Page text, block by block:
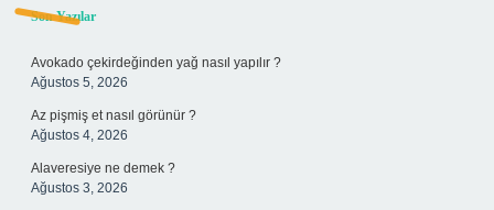
Sidebar
Son Yazılar
Avokado çekirdeğinden yağ nasıl yapılır ?
Ağustos 5, 2026
Az pişmiş et nasıl görünür ?
Ağustos 4, 2026
Alaveresiye ne demek ?
Ağustos 3, 2026